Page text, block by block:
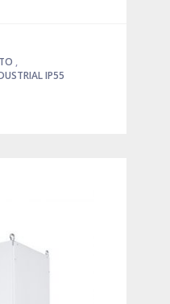
,
IP55